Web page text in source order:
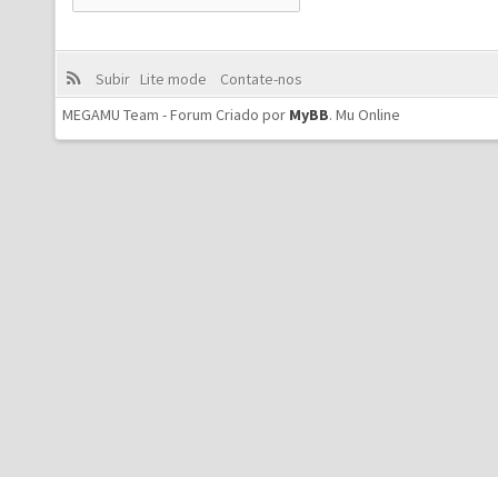
Subir Lite mode
Contate-nos
MEGAMU Team - Forum Criado por MyBB. Mu Online